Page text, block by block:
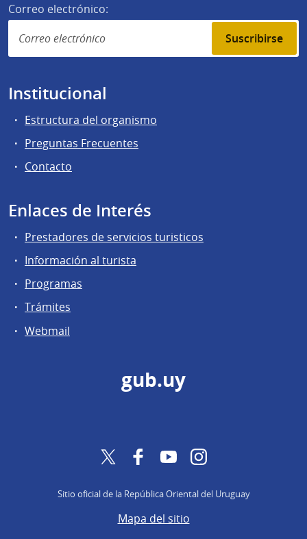
Correo electrónico:
Suscribirse
Institucional
Estructura del organismo
Preguntas Frecuentes
Contacto
Enlaces de Interés
Prestadores de servicios turisticos
Información al turista
Programas
Trámites
Webmail
gub.uy
Twitter FacebookYouTubeInstagram
Sitio oficial de la República Oriental del Uruguay
Mapa del sitio